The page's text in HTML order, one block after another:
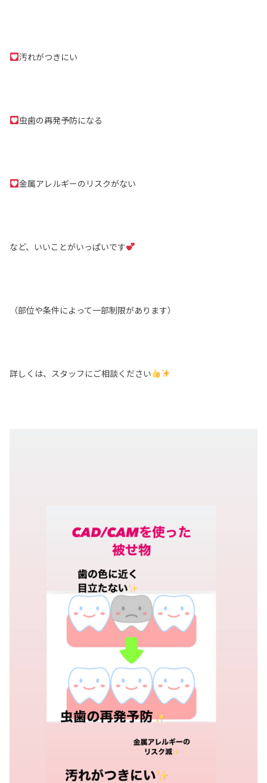
汚れがつきにい
虫歯の再発予防になる
金属アレルギーのリスクがない
など、いいことがいっぱいです
（部位や条件によって一部制限があります）
詳しくは、スタッフにご相談ください